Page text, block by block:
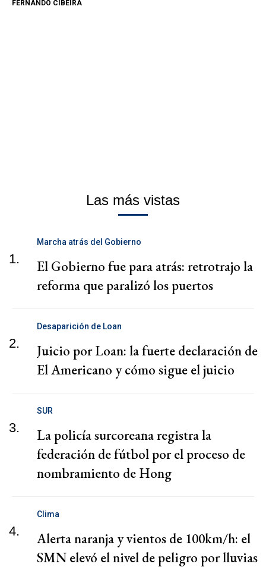
FERNANDO CIBEIRA
Las más vistas
1.
Marcha atrás del Gobierno
El Gobierno fue para atrás: retrotrajo la
reforma que paralizó los puertos
2.
Desaparición de Loan
Juicio por Loan: la fuerte declaración de
El Americano y cómo sigue el juicio
3.
SUR
La policía surcoreana registra la
federación de fútbol por el proceso de
nombramiento de Hong
4.
Clima
Alerta naranja y vientos de 100km/h: el
SMN elevó el nivel de peligro por lluvias